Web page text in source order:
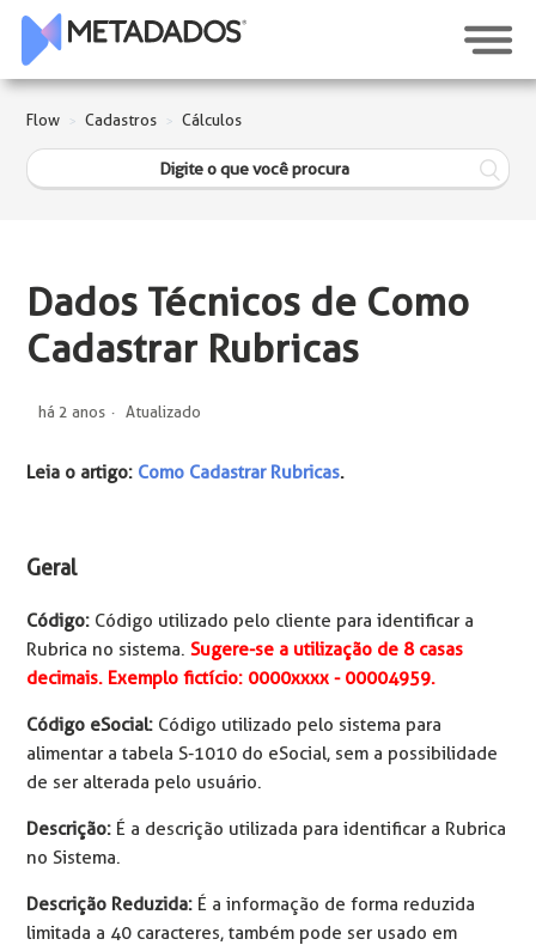
Flow Cadastros Cálculos
Dados Técnicos de Como
Cadastrar Rubricas
há 2 anos Atualizado
Leia o artigo: Como Cadastrar Rubricas.
Geral
Código: Código utilizado pelo cliente para identificar a
Rubrica no sistema.Sugere-se a utilização de 8 casas
decimais. Exemplo fictício: 0000xxxx - 00004959.
Código eSocial: Código utilizado pelo sistema para
alimentar a tabela S-1010 do eSocial, sem a possibilidade
de ser alterada pelo usuário.
Descrição: É a descrição utilizada para identificar a Rubrica
no Sistema.
Descrição Reduzida: É a informação de forma reduzida
limitada a 40 caracteres, também pode ser usado em